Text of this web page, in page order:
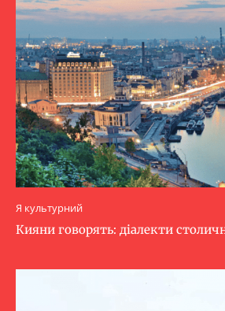
Я культурний
Кияни говорять: діалекти